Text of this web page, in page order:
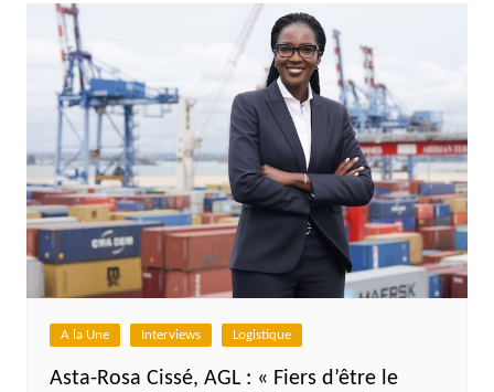
A la Une Interviews Logistique
Asta-Rosa Cissé, AGL : « Fiers d’être le